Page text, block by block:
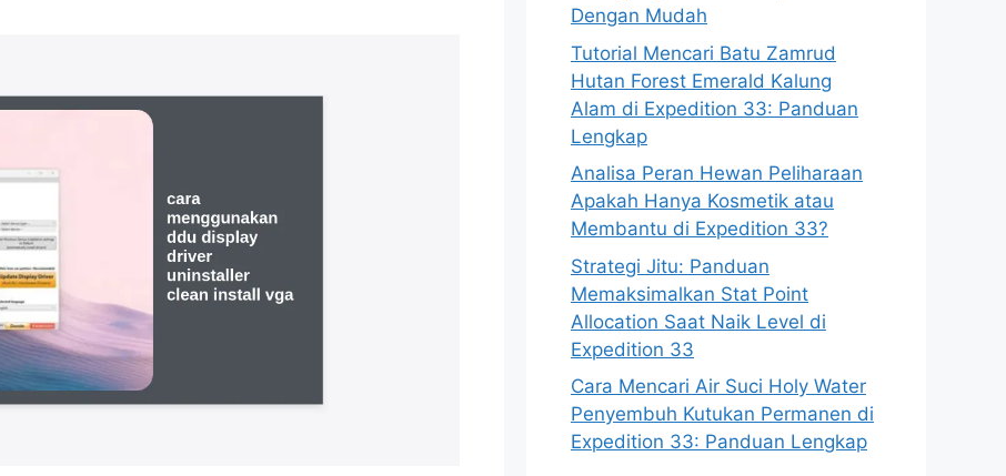
Dengan Mudah
Tutorial Mencari Batu Zamrud
Hutan Forest Emerald Kalung
Alam di Expedition 33: Panduan
Lengkap
Analisa Peran Hewan Peliharaan
Apakah Hanya Kosmetik atau
Membantu di Expedition 33?
Strategi Jitu: Panduan
Memaksimalkan Stat Point
Allocation Saat Naik Level di
Expedition 33
Cara Mencari Air Suci Holy Water
Penyembuh Kutukan Permanen di
Expedition 33: Panduan Lengkap